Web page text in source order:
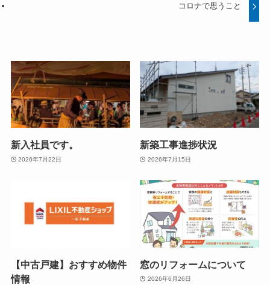
コロナで思うこと
新入社員です。
2026年7月22日
新築工事進捗状況
2026年7月15日
【中古戸建】おすすめ物件
情報
窓のリフォームについて
2026年6月26日